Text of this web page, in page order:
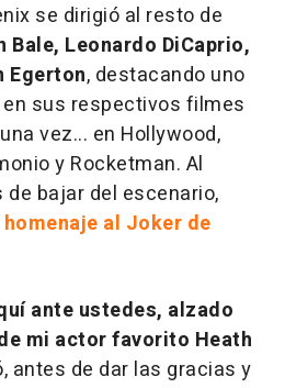
se dirigió al resto de
Bale, Leonardo DiCaprio,
Egerton, destacando uno
sus respectivos filmes
vez... en Hollywood,
y Rocketman. Al
bajar del escenario,
homenaje al Joker de
ante ustedes, alzado
mi actor favorito Heath
antes de dar las gracias y